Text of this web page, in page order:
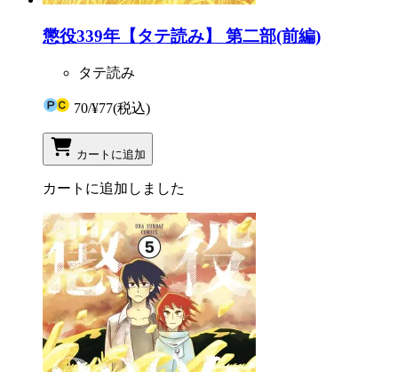
懲役339年【タテ読み】 第二部(前編)
タテ読み
70/¥77(税込)
カートに追加
カートに追加しました